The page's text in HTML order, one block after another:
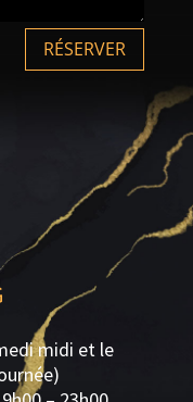
RÉSERVER
midi et le